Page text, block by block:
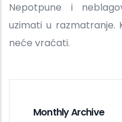
Nepotpune i
uzimati u razmatranje.
neće vraćati.
Monthly Archive